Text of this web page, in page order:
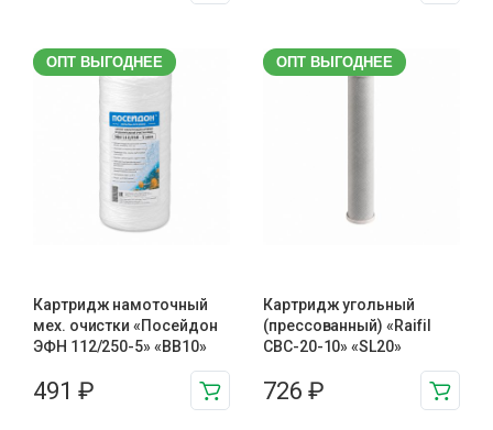
ОПТ ВЫГОДНЕЕ
Картридж намоточный
мех. очистки «Посейдон
ЭФН 112/250-5» «BB10»
491 ₽
ОПТ ВЫГОДНЕЕ
Картридж угольный
(прессованный) «Raifil
CBC-20-10» «SL20»
726 ₽